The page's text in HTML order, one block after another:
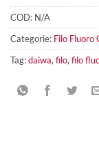
COD: N/A
Categorie: Filo Fluoro
Tag:daiwa, filo, filo